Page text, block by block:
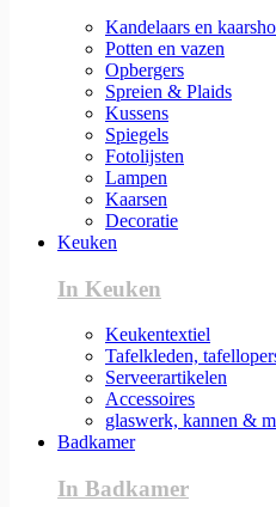
Kandelaars en
Potten en vazen
Opbergers
Spreien & Plaids
Kussens
Spiegels
Fotolijsten
Lampen
Kaarsen
Decoratie
Keuken
In Keuken
Keukentextiel
Tafelkleden,
Serveerartikelen
Accessoires
glaswerk, kannen &
Badkamer
In Badkamer